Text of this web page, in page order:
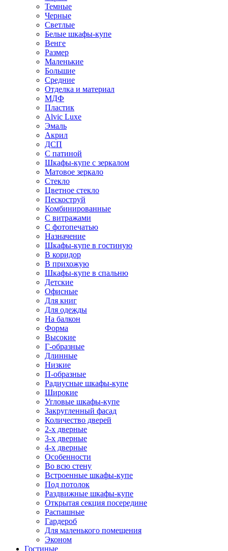
Темные
Черные
Светлые
Белые шкафы-купе
Венге
Размер
Маленькие
Большие
Средние
Отделка и материал
МДФ
Пластик
Alvic Luxe
Эмаль
Акрил
ДСП
С патиной
Шкафы-купе с зеркалом
Матовое зеркало
Стекло
Цветное стекло
Пескоструй
Комбинированные
С витражами
С фотопечатью
Назначение
Шкафы-купе в гостиную
В коридор
В прихожую
Шкафы-купе в спальню
Детские
Офисные
Для книг
Для одежды
На балкон
Форма
Высокие
Г-образные
Длинные
Низкие
П-образные
Радиусные шкафы-купе
Широкие
Угловые шкафы-купе
Закругленный фасад
Количество дверей
2-х дверные
3-х дверные
4-х дверные
Особенности
Во всю стену
Встроенные шкафы-купе
Под потолок
Раздвижные шкафы-купе
Открытая секция посередине
Распашные
Гардероб
Для маленького помещения
Эконом
Гостиные